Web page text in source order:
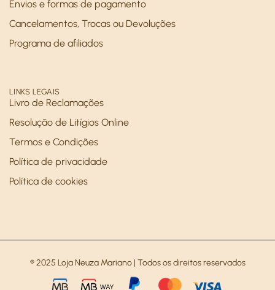
Envios e formas de pagamento
Cancelamentos, Trocas ou Devoluções
Programa de afiliados
LINKS LEGAIS
Livro de Reclamações
Resolução de Litígios Online
Termos e Condições
Política de privacidade
Política de cookies
® 2025 Loja Neuza Mariano | Todos os direitos reservados